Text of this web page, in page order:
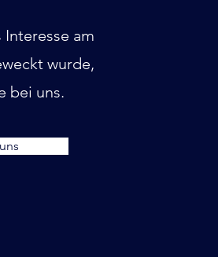
am
wurde,
bei uns.